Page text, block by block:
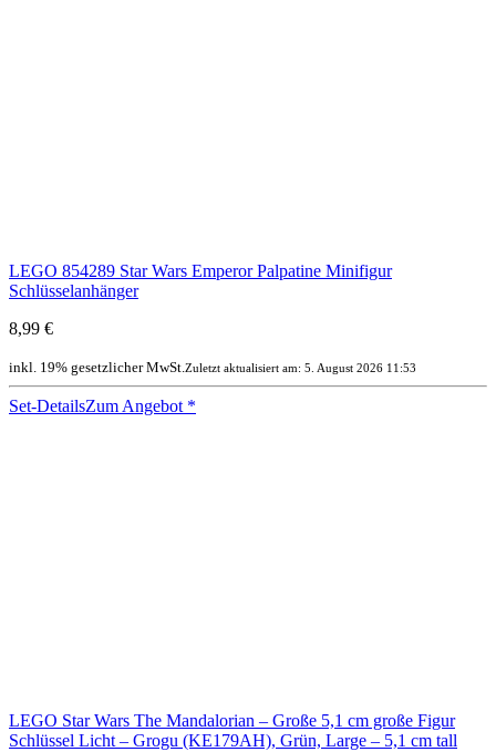
LEGO 854289 Star Wars Emperor Palpatine Minifigur
Schlüsselanhänger
8,99 €
inkl. 19% gesetzlicher MwSt.Zuletzt aktualisiert am: 5. August 2026 11:53
Set-DetailsZum Angebot *
LEGO Star Wars The Mandalorian – Große 5,1 cm große Figur
Schlüssel Licht – Grogu (KE179AH), Grün, Large – 5,1 cm tall